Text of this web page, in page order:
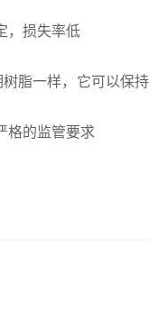
，损失率低
脂一样，它可以保持
格的监管要求